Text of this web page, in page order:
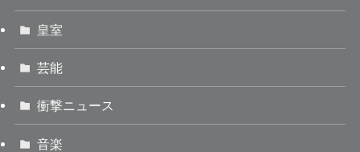
皇室
芸能
衝撃ニュース
音楽